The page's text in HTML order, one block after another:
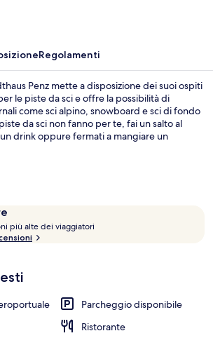
Regolamenti
Penz mette a disposizione dei suoi ospiti
le piste da sci e offre la possibilità di
come sci alpino, snowboard e sci di fondo
da sci non fanno per te, fai un salto al
drink oppure fermati a mangiare un
dei viaggiatori lodano il personale
più alte dei viaggiatori
a
Parcheggio disponibile
Ristorante